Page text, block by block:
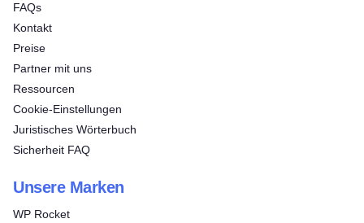
FAQs
Kontakt
Preise
Partner mit uns
Ressourcen
Cookie-Einstellungen
Juristisches Wörterbuch
Sicherheit FAQ
Unsere Marken
WP Rocket